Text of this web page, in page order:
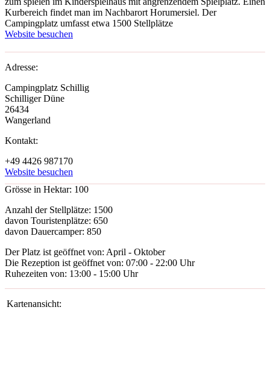
Kurbereich findet man im Nachbarort Horumersiel. Der
Campingplatz umfasst etwa 1500 Stellplätze
Website besuchen
Adresse:
Campingplatz Schillig
Schilliger Düne
26434
Wangerland
Kontakt:
+49 4426 987170
Website besuchen
Grösse in Hektar: 100
Anzahl der Stellplätze: 1500
davon Touristenplätze: 650
davon Dauercamper: 850
Der Platz ist geöffnet von: April - Oktober
Die Rezeption ist geöffnet von: 07:00 - 22:00 Uhr
Ruhezeiten von: 13:00 - 15:00 Uhr
Kartenansicht: